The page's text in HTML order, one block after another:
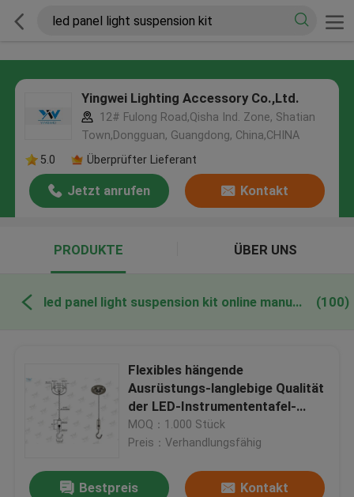
Yingwei Lighting Accessory Co.,Ltd.
12# Fulong Road,Qisha Ind. Zone, Shatian
Town,Dongguan, Guangdong, China,CHINA
5.0
Überprüfter Lieferant
Jetzt anrufen Kontakt
PRODUKTE ÜBER UNS
led panel light suspension kit online manufacture (100)
Flexibles hängende
Ausrüstungs-langlebige Qualität
der LED-Instrumententafel-
Leuchte Suspendierungs-
Ausrüstungs-/Licht
MOQ：1.000 Stück
Preis：Verhandlungsfähig
Bestpreis Kontakt